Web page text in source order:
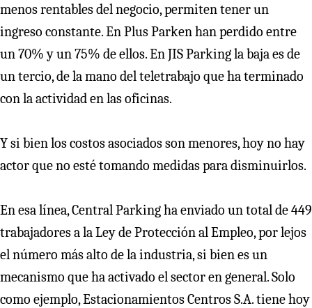
menos rentables del negocio, permiten tener un
ingreso constante. En Plus Parken han perdido entre
un 70% y un 75% de ellos. En JIS Parking la baja es de
un tercio, de la mano del teletrabajo que ha terminado
con la actividad en las oficinas.
Y si bien los costos asociados son menores, hoy no hay
actor que no esté tomando medidas para disminuirlos.
En esa línea, Central Parking ha enviado un total de 449
trabajadores a la Ley de Protección al Empleo, por lejos
el número más alto de la industria, si bien es un
mecanismo que ha activado el sector en general. Solo
como ejemplo, Estacionamientos Centros S.A. tiene hoy